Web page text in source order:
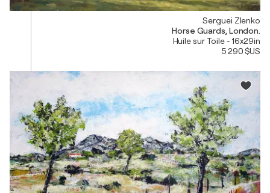
Serguei Zlenko
Horse Guards, London.
Huile sur Toile - 16x29in
5 290 $US